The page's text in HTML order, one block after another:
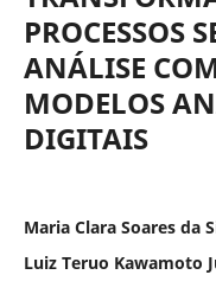
PROCESSOS
ANÁLISE
MODELOS
DIGITAIS
Maria Clara Soares da
Luiz Teruo Kawamoto